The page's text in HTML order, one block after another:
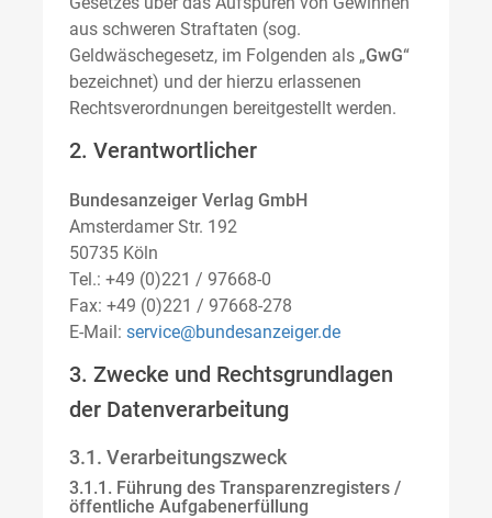
aus schweren Straftaten (sog.
Geldwäschegesetz, im Folgenden als „GwG“
bezeichnet) und der hierzu erlassenen
Rechtsverordnungen bereitgestellt werden.
2. Verantwortlicher
Bundesanzeiger Verlag GmbH
Amsterdamer Str. 192
50735 Köln
Tel.: +49 (0)221 / 97668-0
Fax: +49 (0)221 / 97668-278
E-Mail: service@bundesanzeiger.de
3. Zwecke und Rechtsgrundlagen
der Datenverarbeitung
3.1. Verarbeitungszweck
3.1.1. Führung des Transparenzregisters /
öffentliche Aufgabenerfüllung